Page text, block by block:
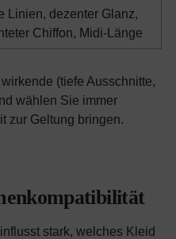
Linien, dezenter Glanz,
Chiffon, Midi-Länge
(tiefe Ausschnitte,
wählen Sie immer
zur Geltung bringen.
stark, welches Kleid